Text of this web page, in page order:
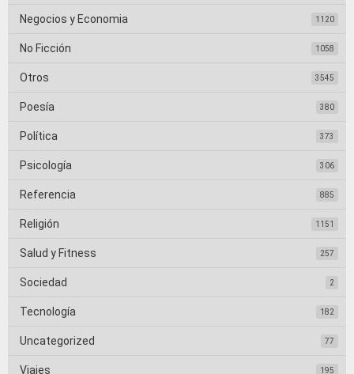
Negocios y Economia 1120
No Ficción 1058
Otros 3545
Poesía 380
Política 373
Psicología 306
Referencia 885
Religión 1151
Salud y Fitness 257
Sociedad 2
Tecnología 182
Uncategorized 77
Viajes 195